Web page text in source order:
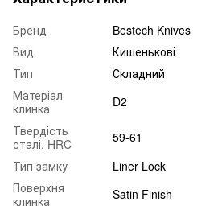
Бренд
Bestech Knives
Вид
Кишенькові
Тип
Складний
Матеріал
клинка
D2
Твердість
сталі, HRC
59-61
Тип замку
Liner Lock
Поверхня
клинка
Satin Finish